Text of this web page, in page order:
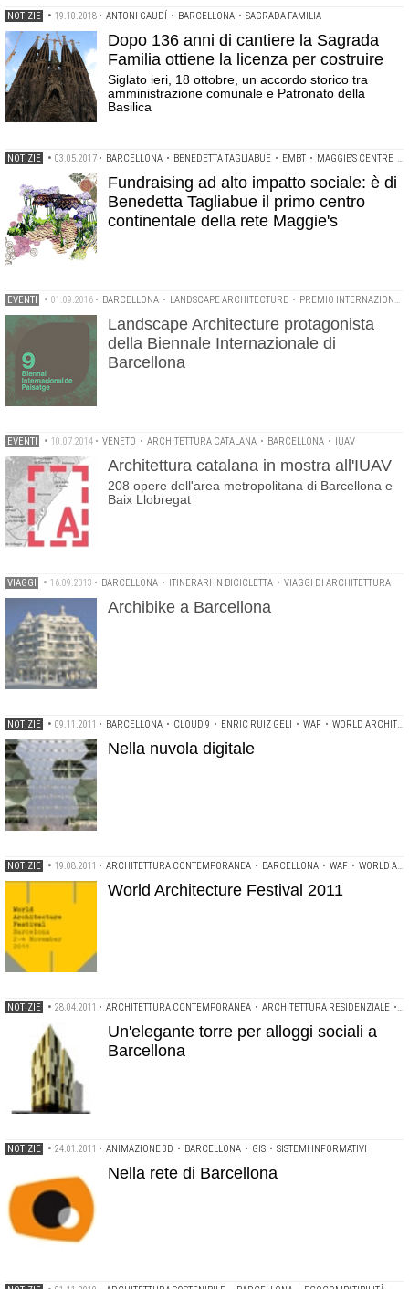
NOTIZIE • 19.10.2018 • ANTONI GAUDÍ • BARCELLONA • SAGRADA FAMILIA
Dopo 136 anni di cantiere la Sagrada
Familia ottiene la licenza per costruire
Siglato ieri, 18 ottobre, un accordo storico tra
amministrazione comunale e Patronato della
Basilica
NOTIZIE • 03.05.2017 • BARCELLONA • BENEDETTA TAGLIABUE • EMBT • MAGGIE'S CENTRE
Fundraising ad alto impatto sociale: è di
Benedetta Tagliabue il primo centro
continentale della rete Maggie's
EVENTI • 01.09.2016 • BARCELLONA • LANDSCAPE ARCHITECTURE • PREMIO INTERNAZIONALE DI PAESAGGIO ROSA BARBA
Landscape Architecture protagonista
della Biennale Internazionale di
Barcellona
EVENTI • 10.07.2014 • VENETO • ARCHITETTURA CATALANA • BARCELLONA • IUAV
Architettura catalana in mostra all'IUAV
208 opere dell'area metropolitana di Barcellona e
Baix Llobregat
VIAGGI • 16.09.2013 • BARCELLONA • ITINERARI IN BICICLETTA • VIAGGI DI ARCHITETTURA
Archibike a Barcellona
NOTIZIE • 09.11.2011 • BARCELLONA • CLOUD 9 • ENRIC RUIZ GELI • WAF • WORLD ARCHITECTURE FESTIVAL 2011
Nella nuvola digitale
NOTIZIE • 19.08.2011 • ARCHITETTURA CONTEMPORANEA • BARCELLONA • WAF • WORLD ARCHITECTURE FESTIVAL 2009
World Architecture Festival 2011
NOTIZIE • 28.04.2011 • ARCHITETTURA CONTEMPORANEA • ARCHITETTURA RESIDENZIALE •
Un'elegante torre per alloggi sociali a
Barcellona
NOTIZIE • 24.01.2011 • ANIMAZIONE 3D • BARCELLONA • GIS • SISTEMI INFORMATIVI
Nella rete di Barcellona